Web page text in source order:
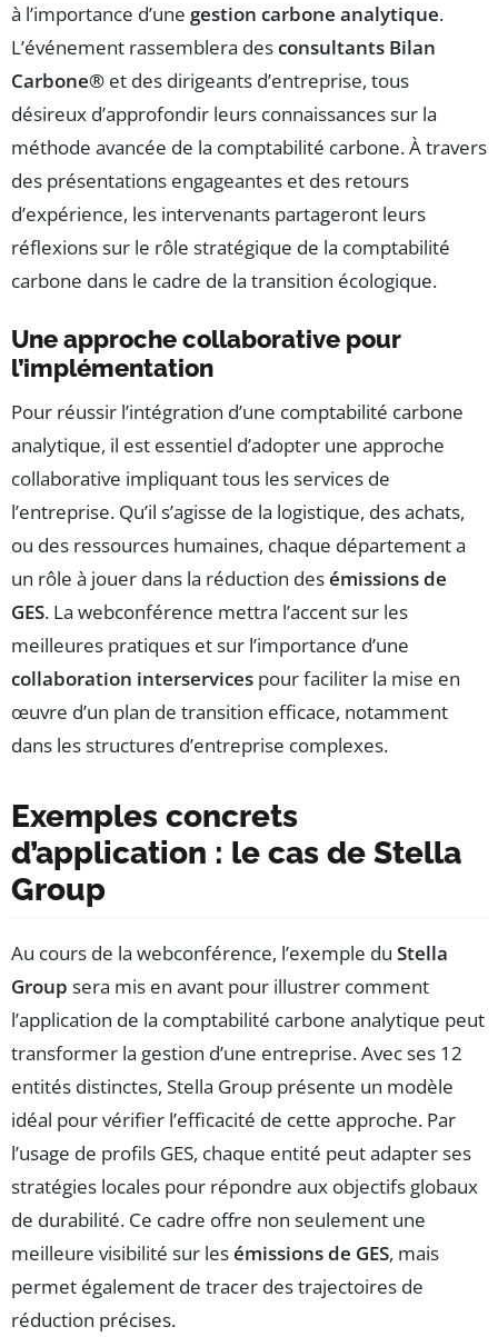
à l’importance d’une gestion carbone analytique.
L’événement rassemblera desconsultants Bilan
Carbone® et des dirigeants d’entreprise, tous
désireux d’approfondir leurs connaissances sur la
méthode avancée de la comptabilité carbone. À travers
des présentations engageantes et des retours
d’expérience, les intervenants partageront leurs
réflexions sur le rôle stratégique de la comptabilité
carbone dans le cadre de la transition écologique.
Une approche collaborative pour
l’implémentation
Pour réussir l’intégration d’une comptabilité carbone
analytique, il est essentiel d’adopter une approche
collaborative impliquant tous les services de
l’entreprise. Qu’il s’agisse de la logistique, des achats,
ou des ressources humaines, chaque département a
un rôle à jouer dans la réduction desémissions de
GES. La webconférence mettra l’accent sur les
meilleures pratiques et sur l’importance d’une
collaboration interservices pour faciliter la mise en
œuvre d’un plan de transition efficace, notamment
dans les structures d’entreprise complexes.
Exemples concrets
d’application : le cas de Stella
Group
Au cours de la webconférence, l’exemple du Stella
Group sera mis en avant pour illustrer comment
l’application de la comptabilité carbone analytique peut
transformer la gestion d’une entreprise. Avec ses 12
entités distinctes, Stella Group présente un modèle
idéal pour vérifier l’efficacité de cette approche. Par
l’usage de profils GES, chaque entité peut adapter ses
stratégies locales pour répondre aux objectifs globaux
de durabilité. Ce cadre offre non seulement une
meilleure visibilité sur lesémissions de GES, mais
permet également de tracer des trajectoires de
réduction précises.